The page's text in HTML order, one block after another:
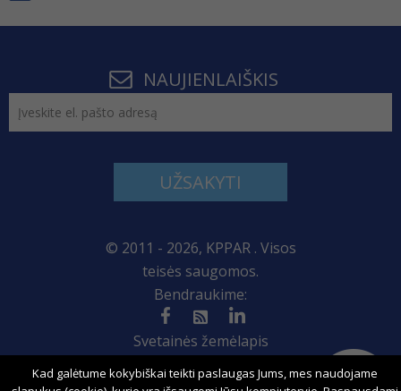
NAUJIENLAIŠKIS
UŽSAKYTI
© 2011 - 2026, KPPAR . Visos
teisės saugomos.
Bendraukime:
Svetainės žemėlapis
Kad galėtume kokybiškai teikti paslaugas Jums, mes naudojame